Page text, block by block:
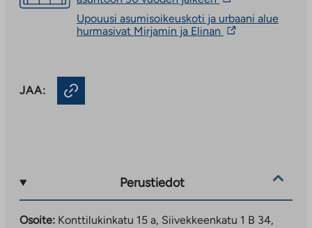
välilehteen
ulkopuoliseen
palveluun.
Upouusi asumisoikeuskoti ja urbaani alue
hurmasivat Mirjamin ja Elinan Linkki
JAA:
Perustiedot
Osoite: Konttilukinkatu 15 a, Siivekkeenkatu 1 B 34,